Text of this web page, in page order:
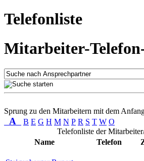
Telefonliste
Mitarbeiter-
Sprung zu den Mitarbeitern mit dem
A B E G H M N P R S T W O
Telefonliste der
Name
Telefon